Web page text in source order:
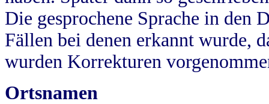
Die gesprochene Sprache in
Fällen bei denen erkannt wurde,
wurden Korrekturen
Ortsnamen